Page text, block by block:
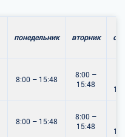
понедельник вторник
8:00 – 15:48
8:00 –
15:48
8:00 – 15:48
8:00 –
15:48